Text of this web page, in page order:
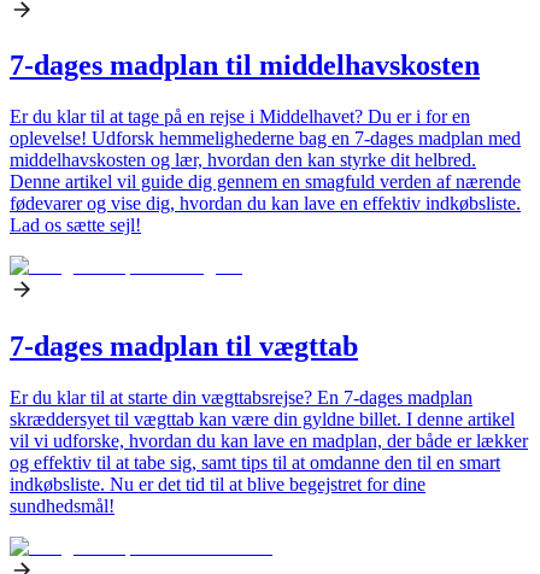
7-dages madplan til middelhavskosten
Er du klar til at tage på en rejse i Middelhavet? Du er i for en
oplevelse! Udforsk hemmelighederne bag en 7-dages madplan med
middelhavskosten og lær, hvordan den kan styrke dit helbred.
Denne artikel vil guide dig gennem en smagfuld verden af nærende
fødevarer og vise dig, hvordan du kan lave en effektiv indkøbsliste.
Lad os sætte sejl!
7-dages madplan til vægttab
Er du klar til at starte din vægttabsrejse? En 7-dages madplan
skræddersyet til vægttab kan være din gyldne billet. I denne artikel
vil vi udforske, hvordan du kan lave en madplan, der både er lækker
og effektiv til at tabe sig, samt tips til at omdanne den til en smart
indkøbsliste. Nu er det tid til at blive begejstret for dine
sundhedsmål!